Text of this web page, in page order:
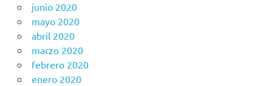
junio 2020
mayo 2020
abril 2020
marzo 2020
febrero 2020
enero 2020